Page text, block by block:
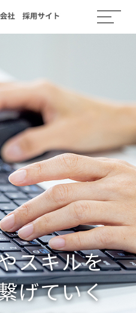
スキルを
げていく